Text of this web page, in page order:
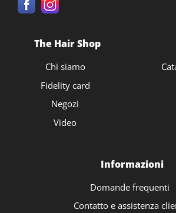
The Hair Shop
Chi siamo
Fidelity card
Negozi
Video
Informazioni
Domande frequenti
Contatto e assistenza